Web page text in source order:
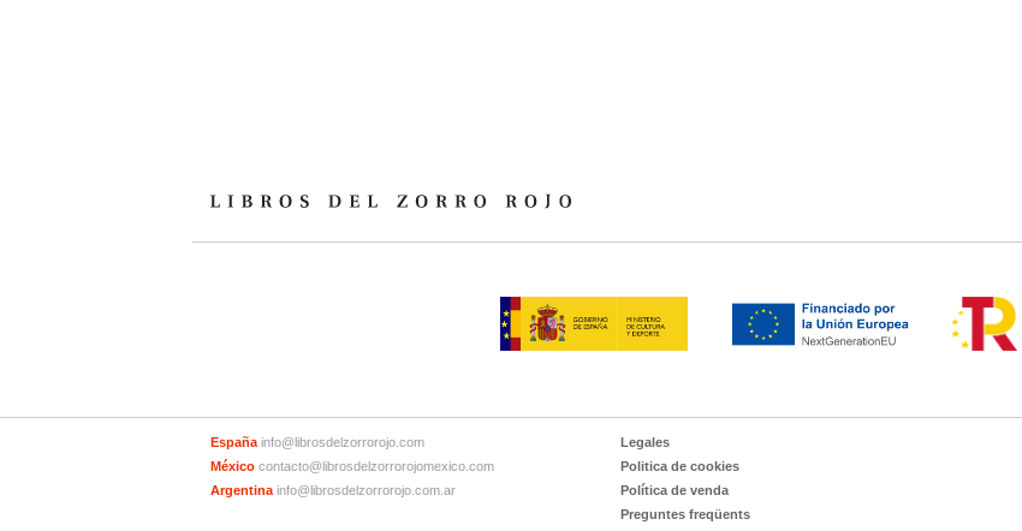
España info@librosdelzorrorojo.com
México contacto@librosdelzorrorojomexico.com
Argentina info@librosdelzorrorojo.com.ar
Legales
Politica de cookies
Política de venda
Preguntes freqüents